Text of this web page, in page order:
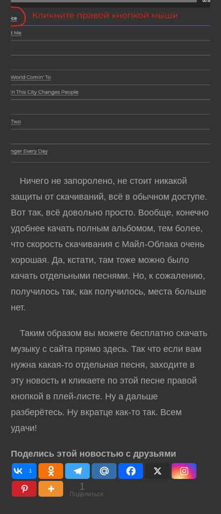
Ничего не запоролено, не стоит никакой
защиты от скачиваний, всё в обычном доступе.
Вот так, всё довольно просто. Вообще, конечно
удобнее качать полным альбомом, тем более,
что скорость скачивания с Майл-Облака очень
хорошая. Да, кстати, там тоже можно было
качать отдельными песнями. Но, к сожалению,
получилось так, как получилось, места больше
нет.
Таким образом вы можете бесплатно скачать
музыку с сайта прямо здесь. Так что если вам
нужна какая-то отдельная песня, заходите в
эту новость и кликаете по этой песне правой
кнопкой в плей-листе. Ну а дальше
разберётесь. Ну вкратце как-то так. Всем
удачи!
Поделись этой новостью с друзьями
1
1
Поделиться